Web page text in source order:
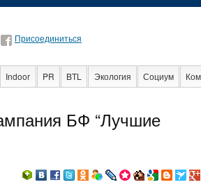
Присоединиться
Indoor PR BTL Экология Социум
БФ “Лучшие